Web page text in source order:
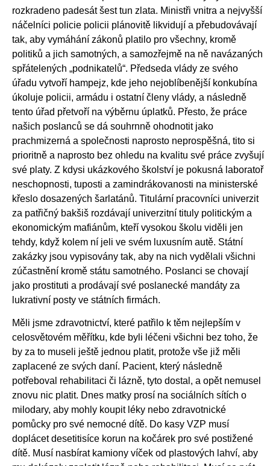
rozkradeno padesát šest tun zlata. Ministři vnitra a nejvyšší
náčelníci policie policii plánovitě likvidují a přebudovávají
tak, aby vymáhání zákonů platilo pro všechny, kromě
politiků a jich samotných, a samozřejmě na ně navázaných
spřátelených „podnikatelů“. Předseda vlády ze svého
úřadu vytvoří hampejz, kde jeho nejoblíbenější konkubína
úkoluje policii, armádu i ostatní členy vlády, a následně
tento úřad přetvoří na výběrnu úplatků. Přesto, že práce
našich poslanců se dá souhrnně ohodnotit jako
prachmizerná a společnosti naprosto neprospěšná, tito si
prioritně a naprosto bez ohledu na kvalitu své práce zvyšují
své platy. Z kdysi ukázkového školství je pokusná laboratoř
neschopnosti, tuposti a zamindrákovanosti na ministerské
křeslo dosazených šarlatánů. Titulární pracovníci univerzit
za patřičný bakšiš rozdávají univerzitní tituly politickým a
ekonomickým mafiánům, kteří vysokou školu viděli jen
tehdy, když kolem ní jeli ve svém luxusním autě. Státní
zakázky jsou vypisovány tak, aby na nich vydělali všichni
zúčastnění kromě státu samotného. Poslanci se chovají
jako prostituti a prodávají své poslanecké mandáty za
lukrativní posty ve státních firmách.
Měli jsme zdravotnictví, které patřilo k těm nejlepším v
celosvětovém měřítku, kde byli léčeni všichni bez toho, že
by za to museli ještě jednou platit, protože vše již měli
zaplacené ze svých daní. Pacient, který následně
potřeboval rehabilitaci či lázně, tyto dostal, a opět nemusel
znovu nic platit. Dnes matky prosí na sociálních sítích o
milodary, aby mohly koupit léky nebo zdravotnické
pomůcky pro své nemocné dítě. Do kasy VZP musí
doplácet desetitisíce korun na kočárek pro své postižené
dítě. Musí nasbírat kamiony víček od plastových lahví, aby